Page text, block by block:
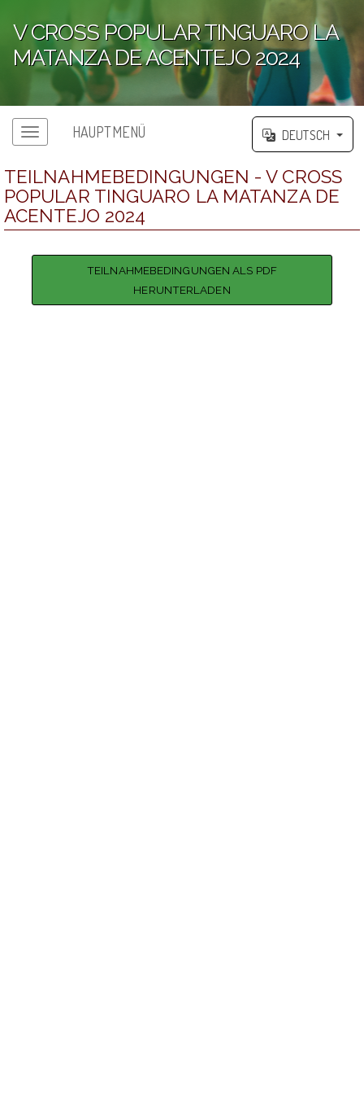
V CROSS POPULAR TINGUARO LA
MATANZA DE ACENTEJO 2024
HAUPTMENÜ DEUTSCH
TEILNAHMEBEDINGUNGEN - V CROSS
POPULAR TINGUARO LA MATANZA DE
ACENTEJO 2024
TEILNAHMEBEDINGUNGEN ALS PDF
HERUNTERLADEN